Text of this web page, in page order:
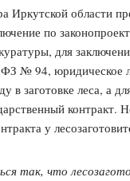
Иркутской области
по
для
ФЗ № 94, юридическое
в заготовке леса, а
контракт.
у
так, что